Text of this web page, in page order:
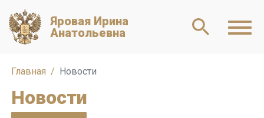
Яровая Ирина
Анатольевна
Главная Новости
Новости